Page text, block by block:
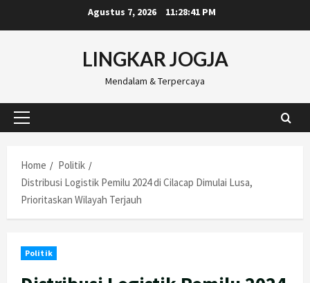
to
Agustus 7, 2026 11:28:42 PM
LINGKAR JOGJA
Mendalam & Terpercaya
Primary
Home
Politik
Distribusi Logistik Pemilu 2024 di Cilacap Dimulai Lusa,
Prioritaskan Wilayah Terjauh
Politik